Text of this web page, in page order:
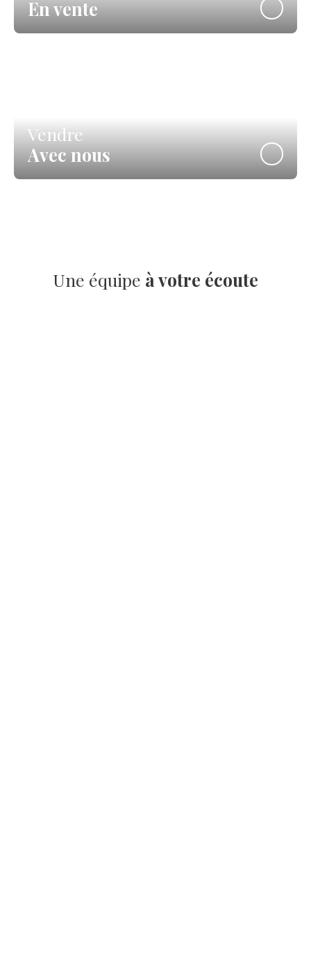
En vente
Vendre
Avec nous
Une équipe à votre écoute